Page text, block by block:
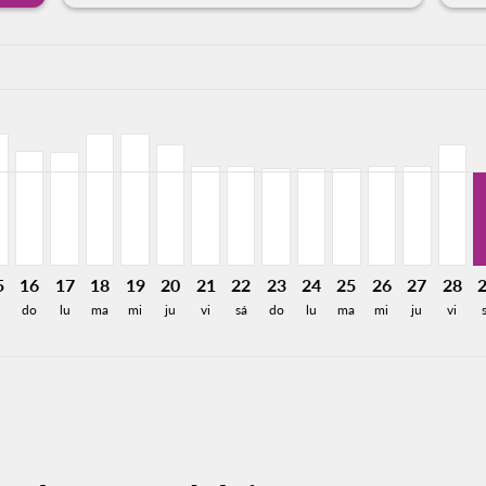
16
do
17
lu
18
ma
19
mi
20
ju
21
vi
22
sá
23
do
SEA–GDL, 08/24/2026:
24
lu
SEA–GDL, 08/25/
25
ma
SEA–GDL,
26
mi
27
ju
28
vi